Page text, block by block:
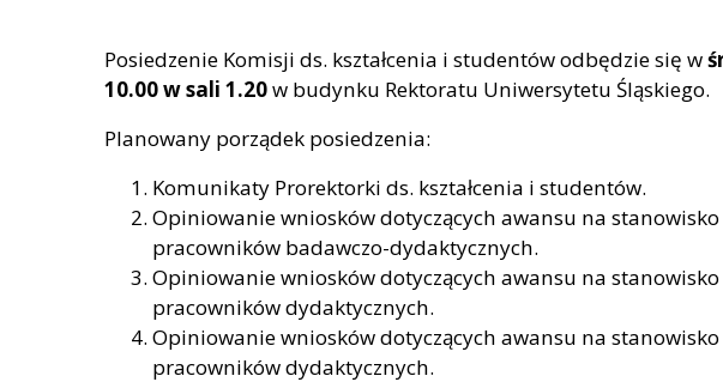
Posiedzenie Komisji ds. kształcenia i studentów odbędzie się w
10.00 w sali 1.20w budynku Rektoratu Uniwersytetu Śląskiego.
Planowany porządek posiedzenia:
Komunikaty Prorektorki ds. kształcenia i studentów.
Opiniowanie wniosków dotyczących awansu na
pracowników badawczo-dydaktycznych.
Opiniowanie wniosków dotyczących awansu na
pracowników dydaktycznych.
Opiniowanie wniosków dotyczących awansu na
pracowników dydaktycznych.